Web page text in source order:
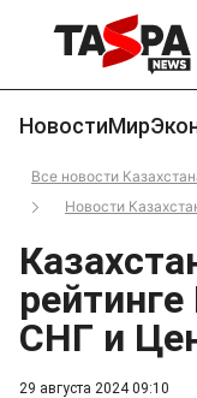
НовостиМир
Все новости
Новости
29 августа 2024 09:10
рейтинге
СНГ и